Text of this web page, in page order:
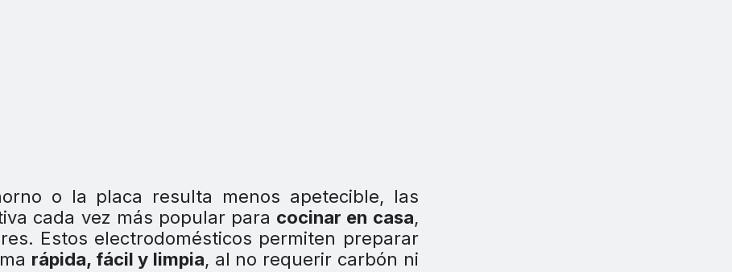
o la placa resulta menos apetecible, las
cada vez más popular para cocinar en casa,
Estos electrodomésticos permiten preparar
rápida, fácil y limpia, al no requerir carbón ni